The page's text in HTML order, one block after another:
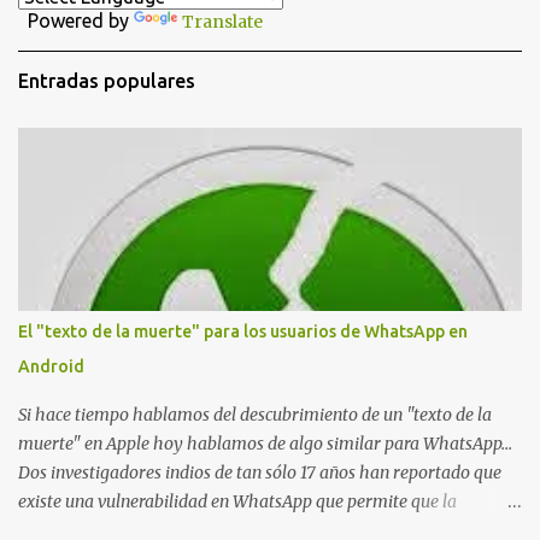
a
r
u
n
Powered by Translate
Entradas populares
El "texto de la muerte" para los usuarios de WhatsApp en
Android
Si hace tiempo hablamos del descubrimiento de un "texto de la
muerte" en Apple hoy hablamos de algo similar para WhatsApp...
Dos investigadores indios de tan sólo 17 años han reportado que
existe una vulnerabilidad en WhatsApp que permite que la